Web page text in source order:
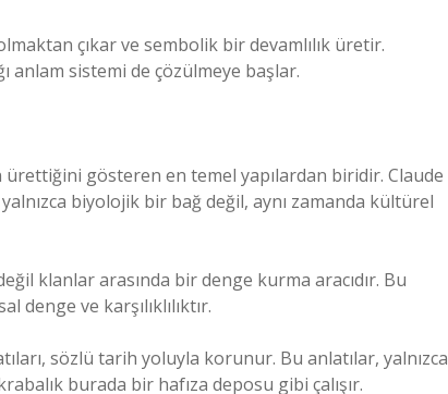
çıkar ve sembolik bir devamlılık üretir.
anlam sistemi de çözülmeye başlar.
gösteren en temel yapılardan biridir. Claude
biyolojik bir bağ değil, aynı zamanda kültürel
klanlar arasında bir denge kurma aracıdır. Bu
ve karşılıklılıktır.
sözlü tarih yoluyla korunur. Bu anlatılar, yalnızca
burada bir hafıza deposu gibi çalışır.